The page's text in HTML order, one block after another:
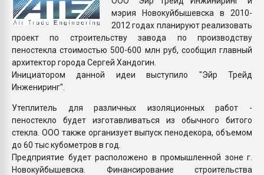
мэрия Новокуйбышевска в 2010-
2012 годах планируют реализовать
проект по строительству завода по производству
пеностекла стоимостью 500-600 млн руб, сообщил главный
архитектор города Сергей Хандогин.
Инициатором данной идеи выступило "Эйр Трейд
Инжениринг".
Утеплитель для различных изоляционных работ -
пеностекло будет изготавливаться из обычного битого
стекла. ООО также организует выпуск пенодекора, объемом
до 60 тыс кубометров в год.
Предприятие будет расположено в промышленной зоне г.
Новокуйбышевска. Финансирование строительства